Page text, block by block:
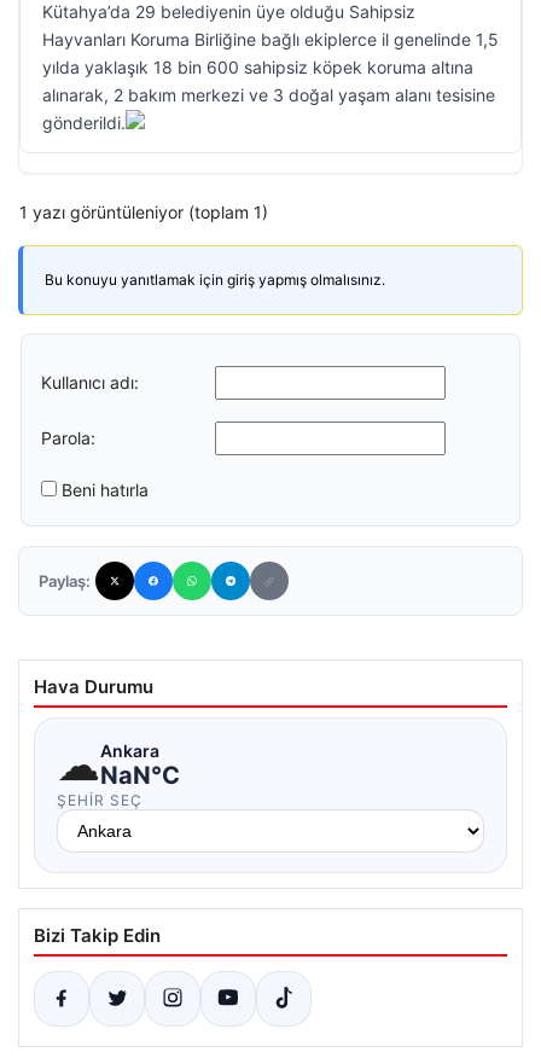
Kütahya’da 29 belediyenin üye olduğu Sahipsiz
Hayvanları Koruma Birliğine bağlı ekiplerce il genelinde 1,5
yılda yaklaşık 18 bin 600 sahipsiz köpek koruma altına
alınarak, 2 bakım merkezi ve 3 doğal yaşam alanı tesisine
gönderildi.
1 yazı görüntüleniyor (toplam 1)
Bu konuyu yanıtlamak için giriş yapmış olmalısınız.
Kullanıcı adı:
Parola:
Beni hatırla
Paylaş:
Hava Durumu
☁Ankara
NaN°C
ŞEHIR SEÇ
Bizi Takip Edin